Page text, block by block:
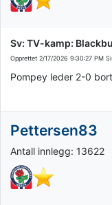
Sv: TV-kamp:
Opprettet 2/17/2026 9:30:27 PM
Pompey leder 2-0
Pettersen83
Antall innlegg: 13622